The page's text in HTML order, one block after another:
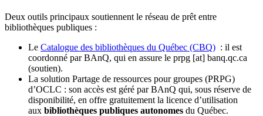
Deux outils principaux soutiennent le réseau de prêt entre
bibliothèques publiques :
Le Catalogue des bibliothèques du Québec (CBQ) : il est
coordonné par BAnQ, qui en assure le prpg [at] banq.qc.ca
(soutien).
La solution Partage de ressources pour groupes (PRPG)
d’OCLC : son accès est géré par BAnQ qui, sous réserve de
disponibilité, en offre gratuitement la licence d’utilisation
aux bibliothèques publiques autonomes du Québec.